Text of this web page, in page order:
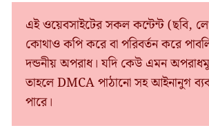
এই ওয়েবসাইটের সকল কন্টেন্ট (ছবি,
কোথাও কপি করে বা পরিবর্তন করে
দন্ডনীয় অপরাধ। যদি কেউ এমন
তাহলে DMCA পাঠানো সহ আইনানুগ
পারে।